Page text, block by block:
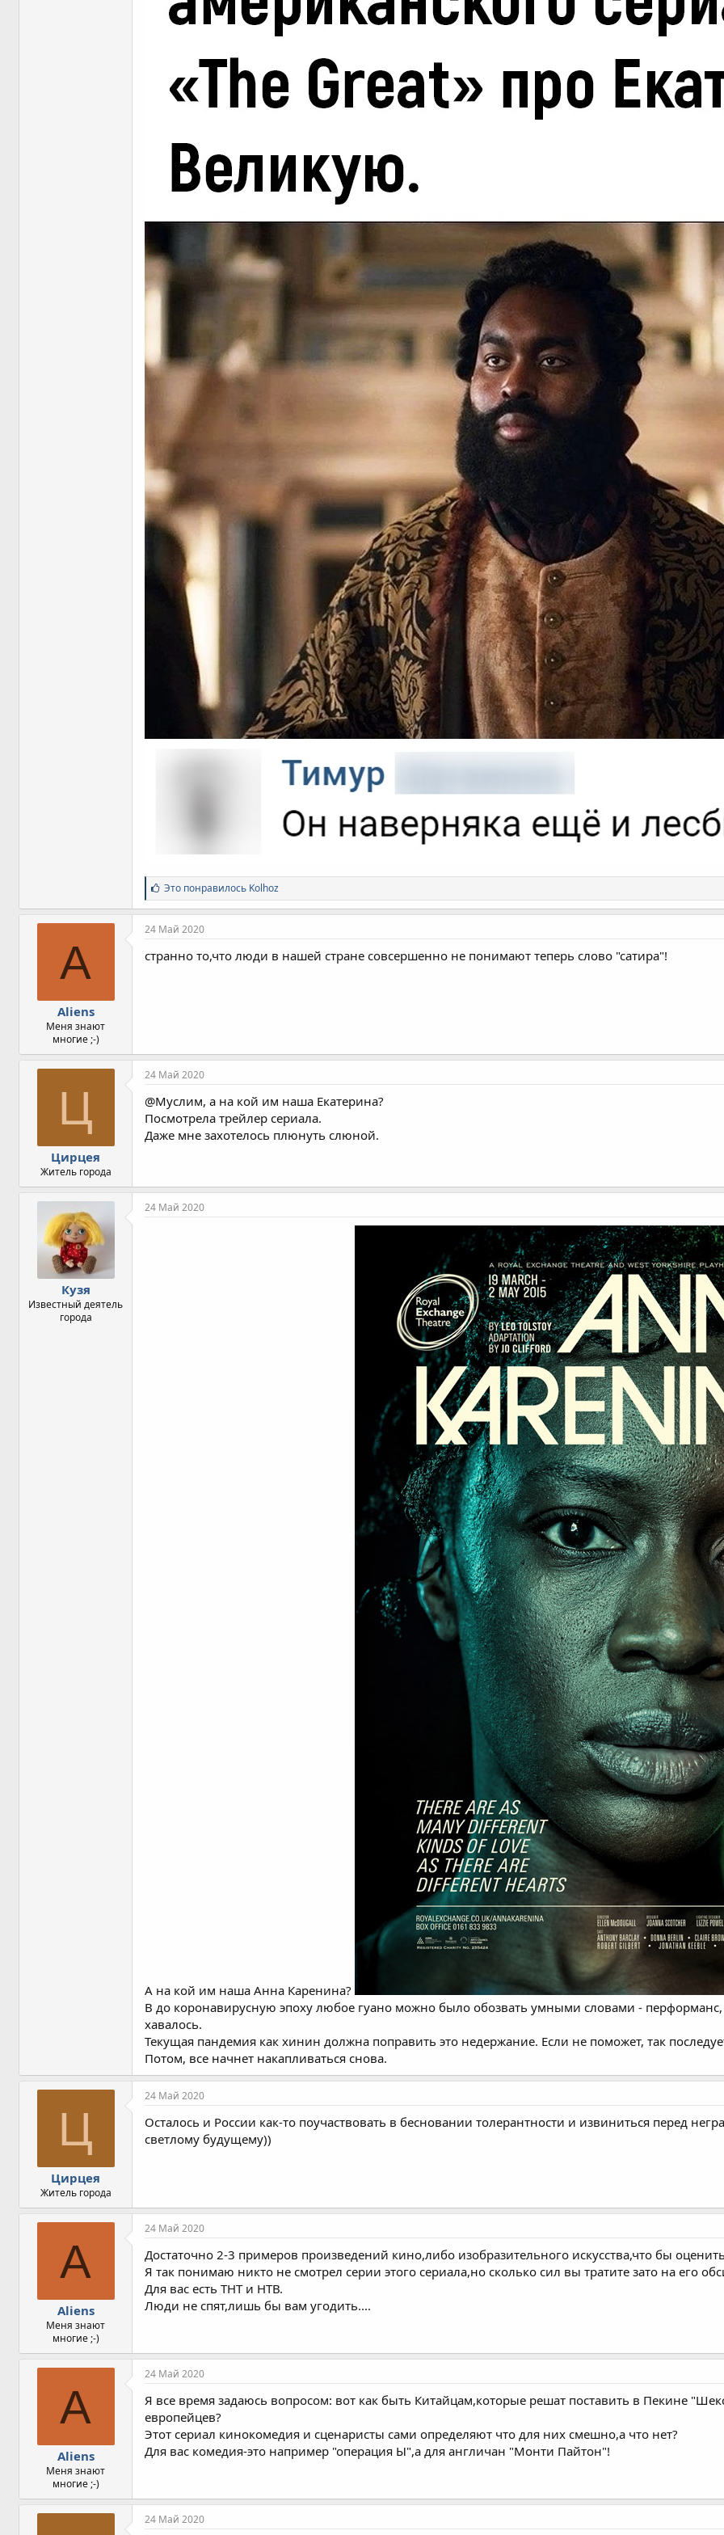
С
и
м
п
т
и
Это понравилось Kolhoz
A
Aliens
Меня знают
многие ;-)
24 Май 2020
странно то,что люди в нашей стране совсершенно не понимают теперь слово "сатира"!
Ц
Цирцея
Житель города
24 Май 2020
@Муслим, а на кой им наша Екатерина?
Посмотрела трейлер сериала.
Даже мне захотелось плюнуть слюной.
Кузя
Известный деятель
города
24 Май 2020
А на кой им наша Анна Каренина?
В до коронавирусную эпоху любое гуано можно было обозвать умными словами -
хавалось.
Текущая пандемия как хинин должна поправить это недержание. Если не поможет, так
Потом, все начнет накапливаться снова.
Ц
Цирцея
Житель города
24 Май 2020
Осталось и России как-то поучаствовать в бесновании толерантности и извиниться перед
светлому будущему))
A
Aliens
Меня знают
многие ;-)
24 Май 2020
Достаточно 2-3 примеров произведений кино,либо изобразительного искусства,что бы
Я так понимаю никто не смотрел серии этого сериала,но сколько сил вы тратите зато на его
Для вас есть ТНТ и НТВ.
Люди не спят,лишь бы вам угодить....
A
Aliens
Меня знают
многие ;-)
24 Май 2020
Я все время задаюсь вопросом: вот как быть Китайцам,которые решат поставить в Пекине
европейцев?
Этот сериал кинокомедия и сценаристы сами определяют что для них смешно,а что нет?
Для вас комедия-это например "операция Ы",а для англичан "Монти Пайтон"!
24 Май 2020